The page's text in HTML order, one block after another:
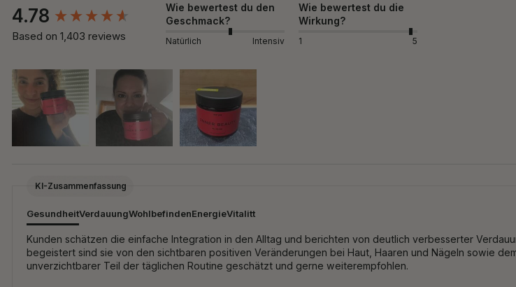
4.78
Based on 1,403 reviews
Wie bewertest du den
Geschmack?
Natürlich Intensiv
Wie bewertest du die
Wirkung?
1 5
KI-Zusammenfassung
GesundheitVerdauungWohlbefindenEnergieVitalitt
Kunden schätzen die einfache Integration in den Alltag und berichten von deutlich verbesserter
begeistert sind sie von den sichtbaren positiven Veränderungen bei Haut, Haaren und Nägeln sowie
unverzichtbarer Teil der täglichen Routine geschätzt und gerne weiterempfohlen.